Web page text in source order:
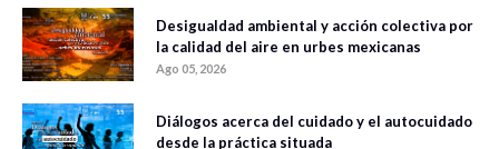
Desigualdad ambiental y acción colectiva por
la calidad del aire en urbes mexicanas
Ago 05, 2026
Diálogos acerca del cuidado y el autocuidado
desde la práctica situada